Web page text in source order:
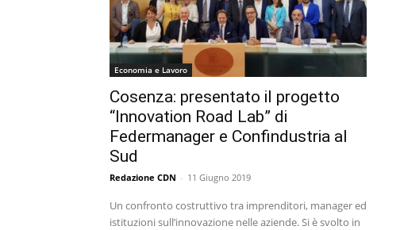
Economia e Lavoro
Cosenza: presentato il progetto
“Innovation Road Lab” di
Federmanager e Confindustria al
Sud
Redazione CDN - 11 Giugno 2019
Un confronto costruttivo tra imprenditori, manager ed
istituzioni sull’innovazione nelle aziende. Si è svolto in